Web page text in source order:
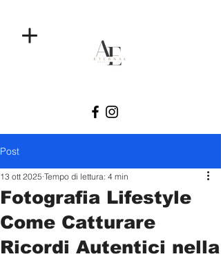
Post
Fotografia Lifestyle
Come Catturare
Ricordi Autentici nella
13 ott 2025 Tempo di lettura: 4 min